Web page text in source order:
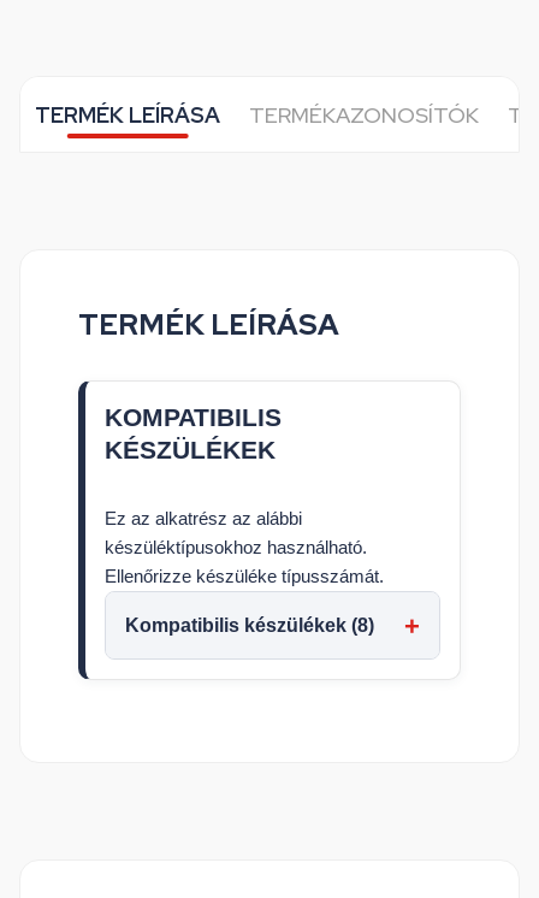
TERMÉK LEÍRÁSA TERMÉKAZONOSÍTÓK
TERMÉK LEÍRÁSA
KOMPATIBILIS
KÉSZÜLÉKEK
Ez az alkatrész az alábbi
készüléktípusokhoz használható.
Ellenőrizze készüléke típusszámát.
Kompatibilis készülékek (8)